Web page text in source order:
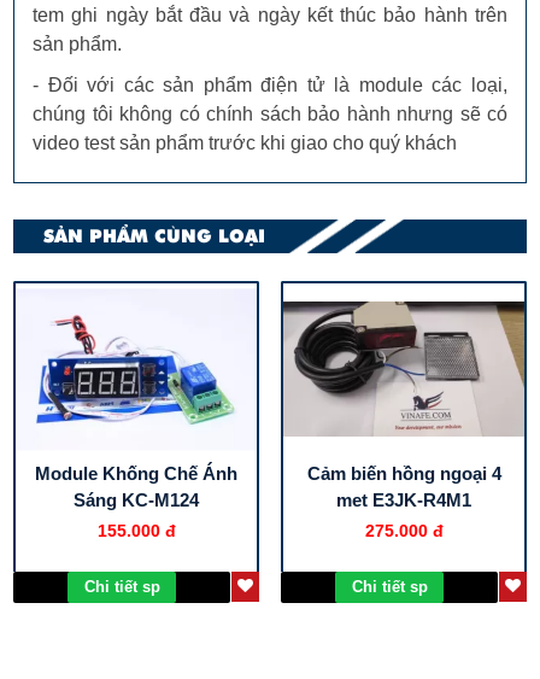
tem ghi ngày bắt đầu và ngày kết thúc bảo hành trên
sản phẩm.
- Đối với các sản phẩm điện tử là module các loại,
chúng tôi không có chính sách bảo hành nhưng sẽ có
video test sản phẩm trước khi giao cho quý khách
SẢN PHẨM CÙNG LOẠI
Module Khống Chế Ánh
Sáng KC-M124
155.000 đ
Chi tiết sp
Cảm biến hồng ngoại 4
met E3JK-R4M1
275.000 đ
Chi tiết sp